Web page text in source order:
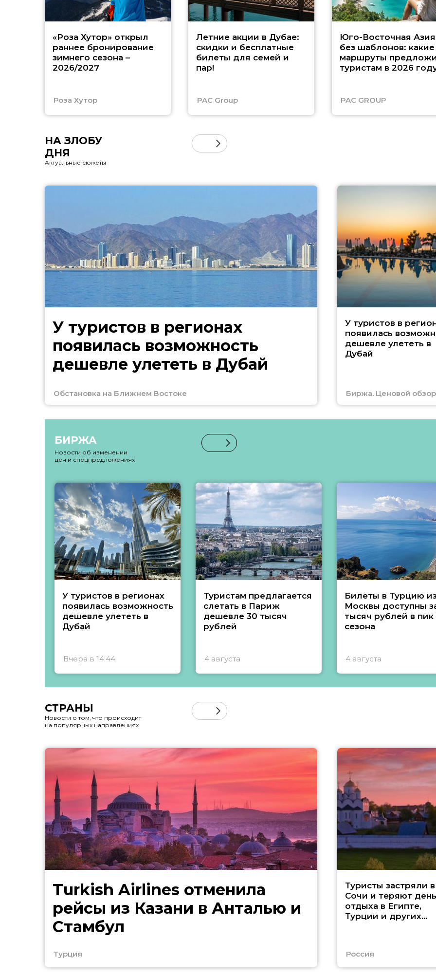
«Роза Хутор» открыл
раннее бронирование
зимнего сезона –
2026/2027
Роза Хутор
Летние акции в Дубае:
скидки и бесплатные
билеты для семей и
пар!
PAC Group
Юго-Восточная Азия
без шаблонов: какие
маршруты
туристам в 2026
PAC GROUP
НА ЗЛОБУ
ДНЯ
Актуальные сюжеты
У туристов в регионах
появилась возможность
дешевле улететь в Дубай
Обстановка на Ближнем Востоке
У туристов в
появилась
дешевле улететь в
Дубай
Биржа. Ценовой обзор
БИРЖА
Новости об изменении
цен и спецпредложениях
У туристов в регионах
появилась возможность
дешевле улететь в
Дубай
Вчера в 14:44
Туристам предлагается
слетать в Париж
дешевле 30 тысяч
рублей
4 августа
Билеты в Турцию из
Москвы доступны
тысяч рублей в пик
сезона
4 августа
СТРАНЫ
Новости о том, что происходит
на популярных направлениях
Turkish Airlines отменила
рейсы из Казани в Анталью и
Стамбул
Турция
Туристы застряли в
Сочи и теряют день
отдыха в Египте,
Турции и других
Россия